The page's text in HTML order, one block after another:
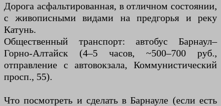
Дорога асфальтированная, в отличном состоянии,
с живописными видами на предгорья и реку
Катунь.
Общественный транспорт: автобус Барнаул–
Горно-Алтайск (4–5 часов, ~500–700 руб.,
отправление с автовокзала, Коммунистический
просп., 55).
Что посмотреть и сделать в Барнауле (если есть